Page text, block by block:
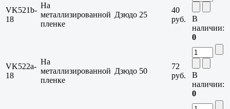
VK521b-
18
На
металлизированной
пленке
Дзюдо 25
40
руб.
В
наличии:
0
VK522a-
18
На
металлизированной
пленке
Дзюдо 50
72
руб.
В
наличии:
0